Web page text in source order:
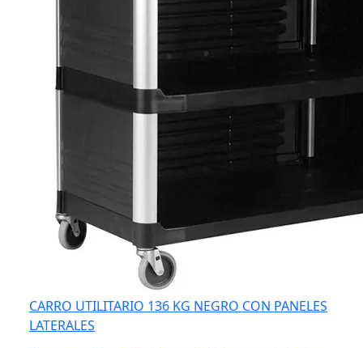
CARRO UTILITARIO 136 KG NEGRO CON PANELES
LATERALES